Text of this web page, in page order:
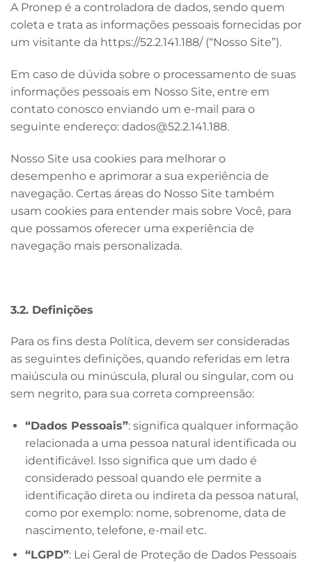
A Pronep é a controladora de dados, sendo quem
coleta e trata as informações pessoais fornecidas por
um visitante da https://52.2.141.188/(“Nosso Site”).
Em caso de dúvida sobre o processamento de suas
informações pessoais em Nosso Site, entre em
contato conosco enviando um e-mail para o
seguinte endereço: dados@52.2.141.188.
Nosso Site usa cookies para melhorar o
desempenho e aprimorar a sua experiência de
navegação. Certas áreas do Nosso Site também
usam cookies para entender mais sobre Você, para
que possamos oferecer uma experiência de
navegação mais personalizada.
3.2. Definições
Para os fins desta Política, devem ser consideradas
as seguintes definições, quando referidas em letra
maiúscula ou minúscula, plural ou singular, com ou
sem negrito, para sua correta compreensão:
“Dados Pessoais”: significa qualquer informação
relacionada a uma pessoa natural identificada ou
identificável. Isso significa que um dado é
considerado pessoal quando ele permite a
identificação direta ou indireta da pessoa natural,
como por exemplo: nome, sobrenome, data de
nascimento, telefone, e-mail etc.
“LGPD”: Lei Geral de Proteção de Dados Pessoais